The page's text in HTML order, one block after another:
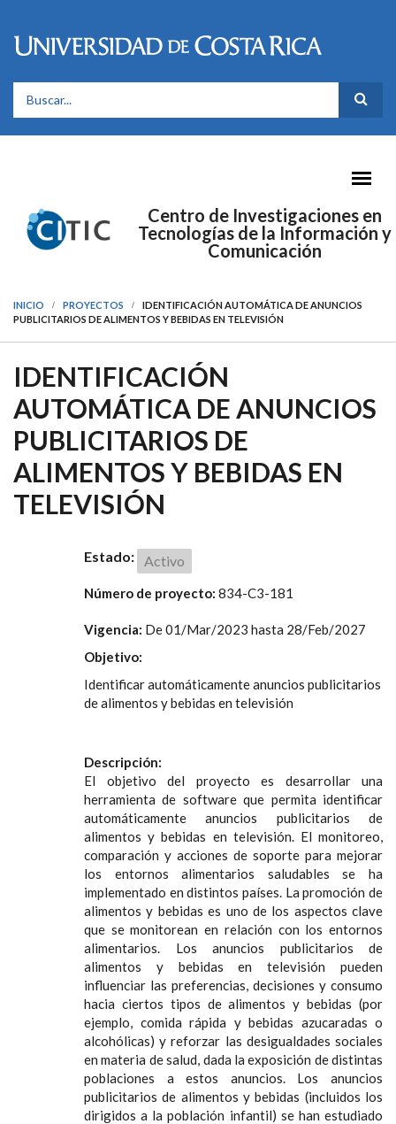
FORMULARIO DE BÚSQUEDA
Centro de Investigaciones en
Tecnologías de la Información y
Comunicación
INICIO PROYECTOS
IDENTIFICACIÓN AUTOMÁTICA DE ANUNCIOS
PUBLICITARIOS DE ALIMENTOS Y BEBIDAS EN TELEVISIÓN
IDENTIFICACIÓN
AUTOMÁTICA DE ANUNCIOS
PUBLICITARIOS DE
ALIMENTOS Y BEBIDAS EN
TELEVISIÓN
Estado: Activo
Número de proyecto: 834-C3-181
Vigencia: De01/Mar/2023 hasta 28/Feb/2027
Objetivo:
Identificar automáticamente anuncios publicitarios
de alimentos y bebidas en televisión
Descripción:
El objetivo del proyecto es desarrollar una
herramienta de software que permita identificar
automáticamente anuncios publicitarios de
alimentos y bebidas en televisión. El monitoreo,
comparación y acciones de soporte para mejorar
los entornos alimentarios saludables se ha
implementado en distintos países. La promoción de
alimentos y bebidas es uno de los aspectos clave
que se monitorean en relación con los entornos
alimentarios. Los anuncios publicitarios de
alimentos y bebidas en televisión pueden
influenciar las preferencias, decisiones y consumo
hacia ciertos tipos de alimentos y bebidas (por
ejemplo, comida rápida y bebidas azucaradas o
alcohólicas) y reforzar las desigualdades sociales
en materia de salud, dada la exposición de distintas
poblaciones a estos anuncios. Los anuncios
publicitarios de alimentos y bebidas (incluidos los
dirigidos a la población infantil) se han estudiado